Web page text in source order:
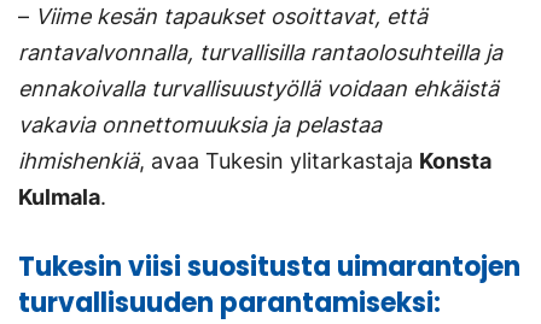
– Viime kesän tapaukset osoittavat, että
rantavalvonnalla, turvallisilla rantaolosuhteilla ja
ennakoivalla turvallisuustyöllä voidaan ehkäistä
vakavia onnettomuuksia ja pelastaa
ihmishenkiä, avaa Tukesin ylitarkastaja Konsta
Kulmala.
Tukesin viisi suositusta uimarantojen
turvallisuuden parantamiseksi: